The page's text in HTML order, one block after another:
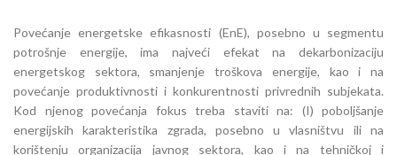
Povećanje energetske efikasnosti (EnE), posebno u segmentu
potrošnje energije, ima najveći efekat na dekarbonizaciju
energetskog sektora, smanjenje troškova energije, kao i na
povećanje produktivnosti i konkurentnosti privrednih subjekata.
Kod njenog povećanja fokus treba staviti na: (I) poboljšanje
energijskih karakteristika zgrada, posebno u vlasništvu ili na
korištenju organizacija javnog sektora, kao i na tehničkoj i